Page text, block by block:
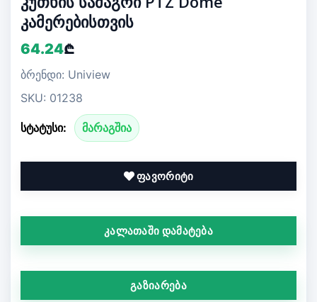
კამერებისთვის
64.24₾
ბრენდი: Uniview
SKU: 01238
სტატუსი: მარაგშია
ფავორიტი
კალათაში დამატება
გაზიარება